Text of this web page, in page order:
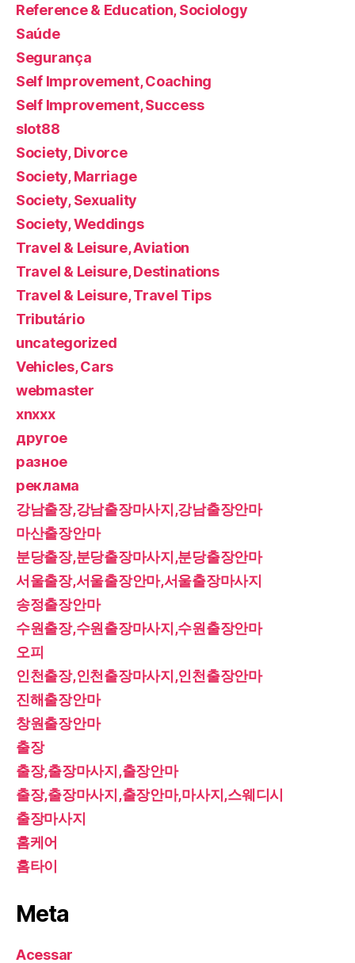
Reference & Education, Sociology
Saúde
Segurança
Self Improvement, Coaching
Self Improvement, Success
slot88
Society, Divorce
Society, Marriage
Society, Sexuality
Society, Weddings
Travel & Leisure, Aviation
Travel & Leisure, Destinations
Travel & Leisure, Travel Tips
Tributário
uncategorized
Vehicles, Cars
webmaster
xnxxx
другое
разное
реклама
강남출장,강남출장마사지,강남출장안마
마산출장안마
분당출장,분당출장마사지,분당출장안마
서울출장,서울출장안마,서울출장마사지
송정출장안마
수원출장,수원출장마사지,수원출장안마
오피
인천출장,인천출장마사지,인천출장안마
진해출장안마
창원출장안마
출장
출장,출장마사지,출장안마
출장,출장마사지,출장안마,마사지,스웨디시
출장마사지
홈케어
홈타이
Meta
Acessar